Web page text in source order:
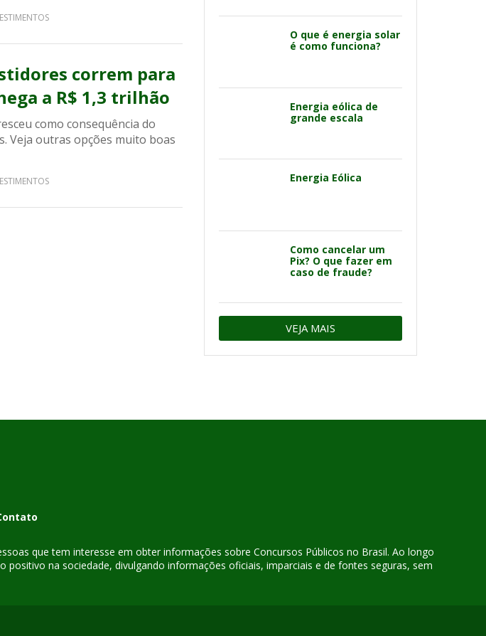
correm para
a R$ 1,3 trilhão
como consequência do
Veja outras opções muito boas
O que é energia solar
é como funciona?
Energia eólica de
grande escala
Energia Eólica
Como cancelar um
Pix? O que fazer em
caso de fraude?
VEJA MAIS
que tem interesse em obter informações sobre Concursos Públicos no Brasil. Ao longo
na sociedade, divulgando informações oficiais, imparciais e de fontes seguras, sem